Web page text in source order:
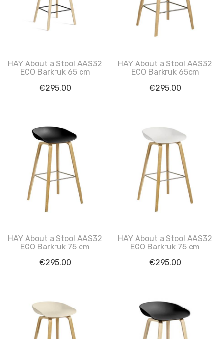
HAY About a Stool AAS32
ECO Barkruk 65 cm
€295.00
HAY About a Stool AAS32
ECO Barkruk 65cm
€295.00
HAY About a Stool AAS32
ECO Barkruk 75 cm
€295.00
HAY About a Stool AAS32
ECO Barkruk 75 cm
€295.00